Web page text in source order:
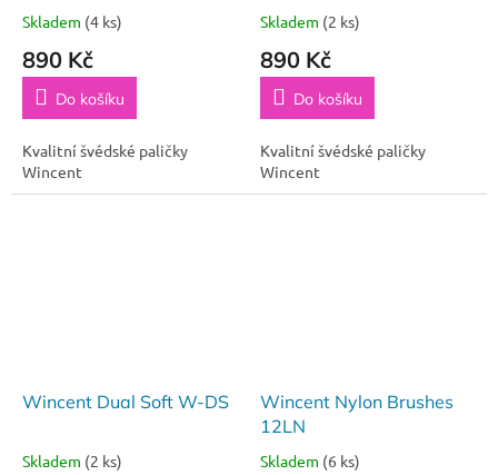
Skladem (4 ks)
890 Kč
Do košíku
Kvalitní švédské paličky
Wincent
Skladem (2 ks)
890 Kč
Do košíku
Kvalitní švédské paličky
Wincent
Wincent Dual Soft W-DS
Skladem (2 ks)
Wincent Nylon Brushes
12LN
Skladem (6 ks)